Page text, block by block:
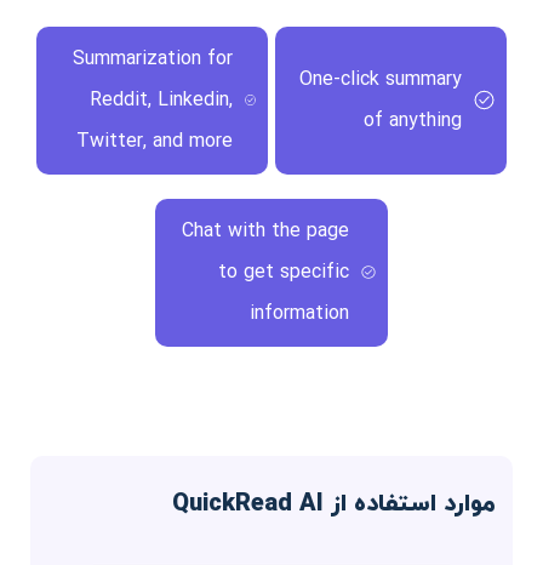
One-click summary
of anything
Summarization for
Reddit, Linkedin,
Twitter, and more
Chat with the page
to get specific
information
موارد استفاده از QuickRead AI